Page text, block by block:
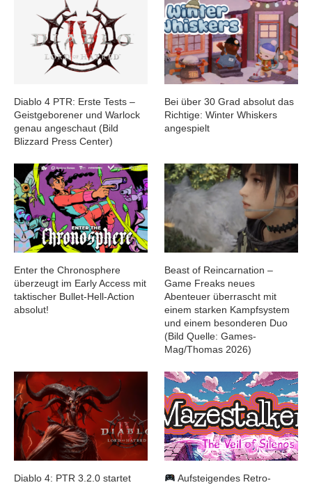
Diablo 4 PTR: Erste Tests –
Geistgeborener und Warlock
genau angeschaut (Bild
Blizzard Press Center)
Bei über 30 Grad absolut das
Richtige: Winter Whiskers
angespielt
Enter the Chronosphere
überzeugt im Early Access mit
taktischer Bullet-Hell-Action
absolut!
Beast of Reincarnation –
Game Freaks neues
Abenteuer überrascht mit
einem starken Kampfsystem
und einem besonderen Duo
(Bild Quelle: Games-
Mag/Thomas 2026)
Diablo 4: PTR 3.2.0 startet
Aufsteigendes Retro-